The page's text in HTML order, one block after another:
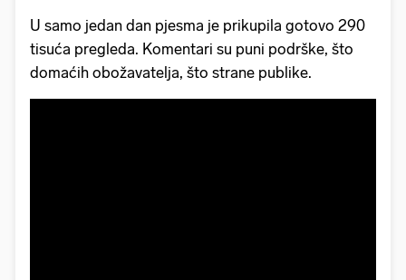
U samo jedan dan pjesma je prikupila gotovo 290
tisuća pregleda. Komentari su puni podrške, što
domaćih obožavatelja, što strane publike.